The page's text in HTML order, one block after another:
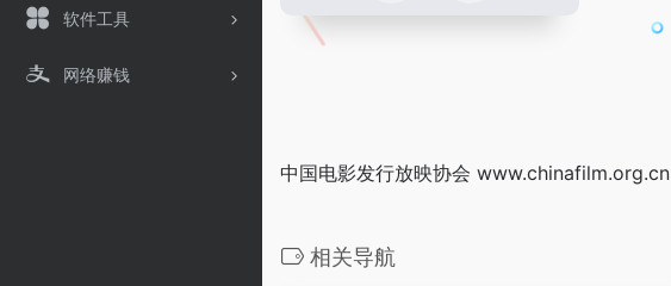
软件工具
网络赚钱
中国电影发行放映协会 www.chinafilm.org.cn
相关导航